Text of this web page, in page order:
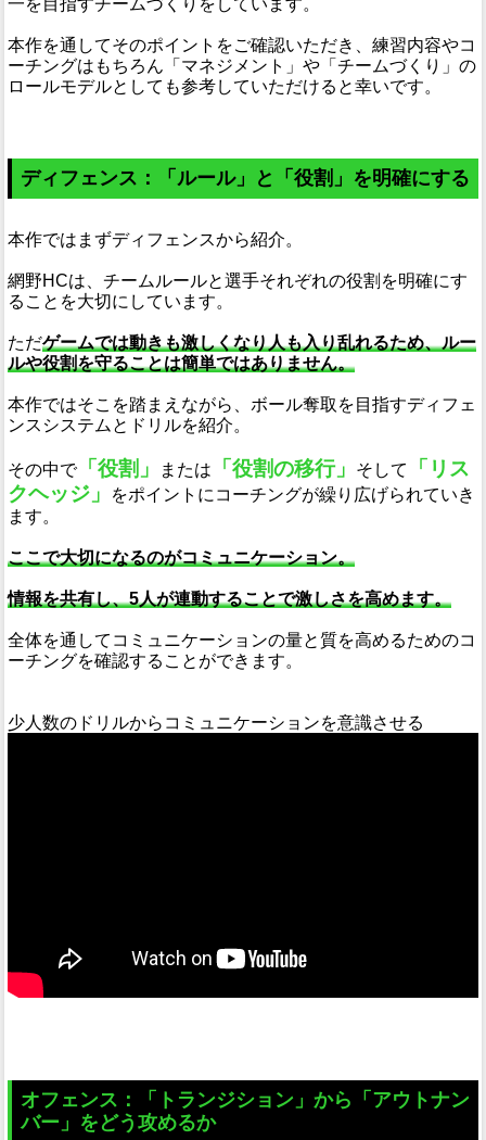
一を目指すチームづくりをしています。
本作を通してそのポイントをご確認いただき、練習内容やコ
ーチングはもちろん「マネジメント」や「チームづくり」の
ロールモデルとしても参考していただけると幸いです。
ディフェンス：「ルール」と「役割」を明確にする
本作ではまずディフェンスから紹介。
網野HCは、チームルールと選手それぞれの役割を明確にす
ることを大切にしています。
ただゲームでは動きも激しくなり人も入り乱れるため、ルー
ルや役割を守ることは簡単ではありません。
本作ではそこを踏まえながら、ボール奪取を目指すディフェ
ンスシステムとドリルを紹介。
その中で「役割」 または 「役割の移行」 そして
「リス
クヘッジ」
をポイントにコーチングが繰り広げられていき
ます。
ここで大切になるのがコミュニケーション。
情報を共有し、5人が連動することで激しさを高めます。
全体を通してコミュニケーションの量と質を高めるためのコ
ーチングを確認することができます。
少人数のドリルからコミュニケーションを意識させる
オフェンス：「トランジション」から「アウトナン
バー」をどう攻めるか